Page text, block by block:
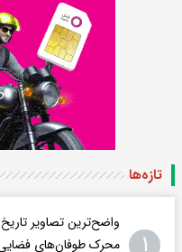
تازه‌ها
واضح‌ترین تصاویر
محرک طوفان‌های